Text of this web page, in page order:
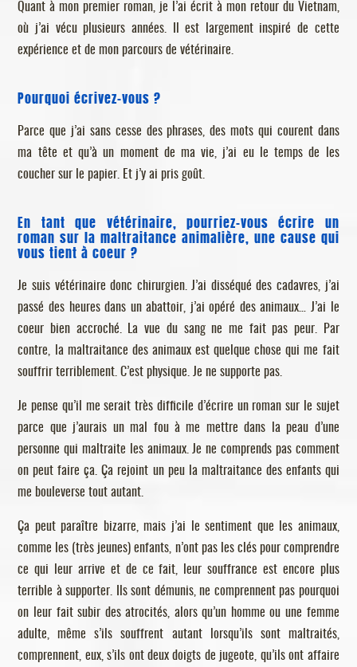
Quant à mon premier roman, je l’ai écrit à mon retour du Vietnam,
où j’ai vécu plusieurs années. Il est largement inspiré de cette
expérience et de mon parcours de vétérinaire.
Pourquoi écrivez-vous ?
Parce que j’ai sans cesse des phrases, des mots qui courent dans
ma tête et qu’à un moment de ma vie, j’ai eu le temps de les
coucher sur le papier. Et j’y ai pris goût.
En tant que vétérinaire, pourriez-vous écrire un
roman sur la maltraitance animalière, une cause qui
vous tient à coeur ?
Je suis vétérinaire donc chirurgien. J’ai disséqué des cadavres, j’ai
passé des heures dans un abattoir, j’ai opéré des animaux… J’ai le
coeur bien accroché. La vue du sang ne me fait pas peur. Par
contre, la maltraitance des animaux est quelque chose qui me fait
souffrir terriblement. C’est physique. Je ne supporte pas.
Je pense qu’il me serait très difficile d’écrire un roman sur le sujet
parce que j’aurais un mal fou à me mettre dans la peau d’une
personne qui maltraite les animaux. Je ne comprends pas comment
on peut faire ça. Ça rejoint un peu la maltraitance des enfants qui
me bouleverse tout autant.
Ça peut paraître bizarre, mais j’ai le sentiment que les animaux,
comme les (très jeunes) enfants, n’ont pas les clés pour comprendre
ce qui leur arrive et de ce fait, leur souffrance est encore plus
terrible à supporter. Ils sont démunis, ne comprennent pas pourquoi
on leur fait subir des atrocités, alors qu’un homme ou une femme
adulte, même s’ils souffrent autant lorsqu’ils sont maltraités,
comprennent, eux, s’ils ont deux doigts de jugeote, qu’ils ont affaire